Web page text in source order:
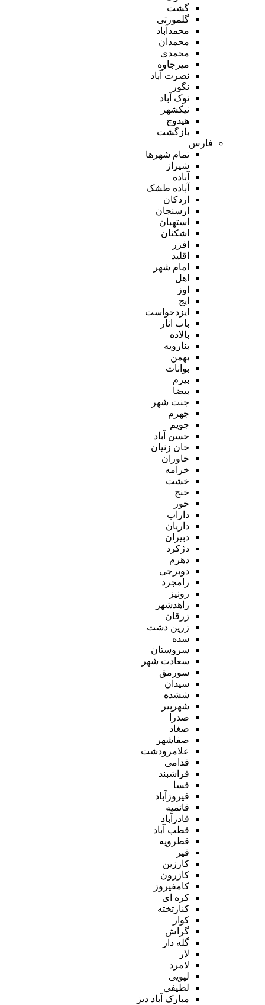
گشت
گلمورتی
محمدآباد
محمدان
محمدی
میرجاوه
نصرت آباد
نگور
نوک آباد
نیکشهر
هیدوچ
بازگشت
فارس
تمام شهر‌ها
شیراز
آباده
آباده طشک
اردکان
ارسنجان
استهبان
اشکنان
افزر
اقلید
امام شهر
اهل
اوز
ایج
ایزدخواست
باب انار
بالاده
بنارویه
بهمن
بوانات
بیرم
بیضا
جنت شهر
جهرم
جویم
حسن آباد
خان زنیان
خاوران
خرامه
خشت
خنج
خور
داراب
داریان
دبیران
دژکرد
دهرم
دوبرجی
رامجرد
رونیز
زاهدشهر
زرقان
زرین دشت
سده
سروستان
سعادت شهر
سورمق
سیدان
ششده
شهرپیر
صدرا
صغاد
صفاشهر
علامرودشت
فدامی
فراشبند
فسا
فیروزآباد
قائمیه
قادرآباد
قطب آباد
قطرویه
قیر
کارزین
کازرون
کامفیروز
کره ای
کنارتخته
کوار
گراش
گله دار
لار
لامرد
لپویی
لطیفی
مبارک آباد دیز